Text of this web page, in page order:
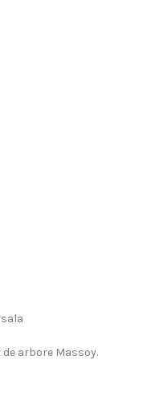
arbore Massoy.